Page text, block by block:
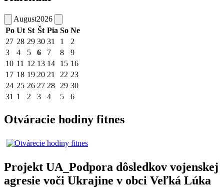
August2026
Po Ut St Št Pia So Ne
27 28 29 30 31 1
2
3
4 5 6 7 8
9
10 11 12 13 14 15 16
17 18 19 20 21 22 23
24 25 26 27 28 29 30
31 1 2 3 4 5 6
Otváracie hodiny fitnes
Projekt UA_Podpora dôsledkov vojenskej
agresie voči Ukrajine v obci Veľká Lúka